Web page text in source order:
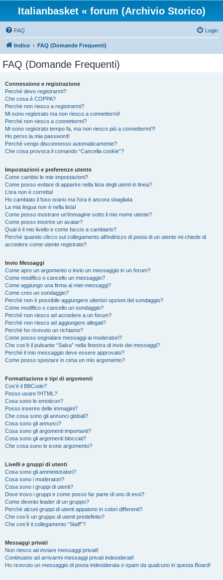
Italianbasket « forum (Archivio Storico)
FAQ Login
Indice FAQ (Domande Frequenti)
FAQ (Domande Frequenti)
Connessione e registrazione
Perché devo registrarmi?
Che cosa è COPPA?
Perché non riesco a registrarmi?
Mi sono registrato ma non riesco a connettermi!
Perché non riesco a connettermi?
Mi sono registrato tempo fa, ma non riesco più a connettermi?!
Ho perso la mia password!
Perché vengo disconnesso automaticamente?
Che cosa provoca il comando “Cancella cookie”?
Impostazioni e preferenze utente
Come cambio le mie impostazioni?
Come posso evitare di apparire nella lista degli utenti in linea?
L’ora non è corretta!
Ho cambiato il fuso orario ma l’ora è ancora sbagliata
La mia lingua non è nella lista!
Come posso mostrare un’immagine sotto il mio nome utente?
Come posso inserire un avatar?
Qual è il mio livello e come faccio a cambiarlo?
Perché quando clicco sul collegamento all’indirizzo di posta di un utente mi chiede di
accedere come utente registrato?
Invio Messaggi
Come apro un argomento o invio un messaggio in un forum?
Come modifico o cancello un messaggio?
Come aggiungo una firma ai miei messaggi?
Come creo un sondaggio?
Perché non è possibile aggiungere ulteriori opzioni del sondaggio?
Come modifico o cancello un sondaggio?
Perché non riesco ad accedere a un forum?
Perché non riesco ad aggiungere allegati?
Perché ho ricevuto un richiamo?
Come posso segnalare messaggi ai moderatori?
Che cos’è il pulsante “Salva” nella finestra di invio dei messaggi?
Perché il mio messaggio deve essere approvato?
Come posso spostare in cima un mio argomento?
Formattazione e tipi di argomenti
Cos’è il BBCode?
Posso usare l’HTML?
Cosa sono le emoticon?
Posso inserire delle immagini?
Che cosa sono gli annunci globali?
Cosa sono gli annunci?
Cosa sono gli argomenti importanti?
Cosa sono gli argomenti bloccati?
Che cosa sono le icone argomento?
Livelli e gruppi di utenti
Cosa sono gli amministratori?
Cosa sono i moderatori?
Cosa sono i gruppi di utenti?
Dove trovo i gruppi e come posso far parte di uno di essi?
Come divento leader di un gruppo?
Perché alcuni gruppi di utenti appaiono in colori differenti?
Che cos’è un gruppo di utenti predefinito?
Che cos’è il collegamento “Staff”?
Messaggi privati
Non riesco ad inviare messaggi privati!
Continuano ad arrivarmi messaggi privati indesiderati!
Ho ricevuto un messaggio di posta indesiderata o spam da qualcuno in questa Board!